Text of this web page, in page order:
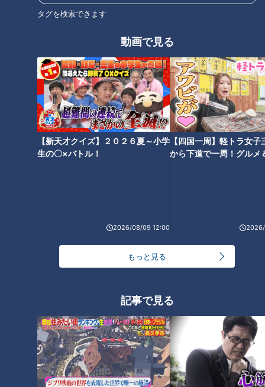
タグを検索できます
動画で見る
【新天才クイズ】２０２６夏～小学
生の〇×バトル！
2026/08/09 12:00
【四国一周】軽トラ女子
から下道で一周！グルメ
もっと見る
記事で見る
否定的な言い訳、勝手な思い込みをしてしまう事。ダイエット
ンドする」「体質だからダイエットは無駄」など、根拠のない
もあるそうです。
＜肥満改善への近道は「認知のゆがみ」をなくす事＞
先生曰く、まずは客観的に自分を見つめ、認知のゆがみをなく
す事が肥満改善への近道。「そんなに食べてないのに太ってし
まう」と感じている人は、食べた物を書き出すなどして、どん
＜太りやすい原因＞
塩分は食欲を増す効果があり、塩分摂取量が増えると肥満度が
上昇し、肥満になりやすいという研究データがあるそうです。
（2）運動不足
動かない事も肥満の原因の1つになります。